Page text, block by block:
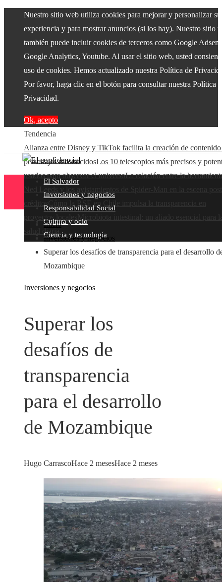
Nuestro sitio web utiliza cookies para mejorar y personalizar su
experiencia y para mostrar anuncios (si los hay). Nuestro sitio
también puede incluir cookies de terceros como Google
Google Analytics, Youtube. Al usar el sitio web, usted
uso de cookies. Hemos actualizado nuestra Política de
Por favor, haga clic en el botón para consultar nuestra Política
Privacidad.
Ok, acepto
Tendencia
Alianza entre Disney y TikTok facilita la creación de
personajes reconocidosLos 10 telescopios más precisos y
usados para observar el universoLa relación entre la
proyectos locales
Microbiota intestinal: un aliado esencial para
salud diaria
El Salvador
Inversiones y negocios
Responsabilidad Social
Cultura y ocio
Ciencia y tecnología
Inicio
Inversiones y negocios
Superar los desafíos de transparencia para el desarrollo
Mozambique
Inversiones y negocios
Superar los
desafíos de
transparencia
para el desarrollo
de Mozambique
Hugo CarrascoHace 2 mesesHace 2 meses